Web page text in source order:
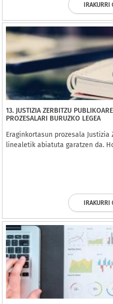
IRAKURRI
13. JUSTIZIA ZERBITZU
PROZESALARI BURUZKO LEGEA
Eraginkortasun prozesala
linealetik abiatuta garatzen da.
IRAKURRI